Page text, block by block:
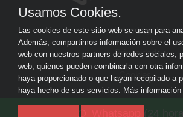
Aviso Legal
Privacidad
Cookies
Usamos Cookies.
Las cookies de este sitio web se usan para
Además, compartimos información sobre el
web con nuestros partners de redes sociales,
web, quienes pueden combinarla con otra
haya proporcionado o que hayan recopilado a
haya hecho de sus servicios. Más información